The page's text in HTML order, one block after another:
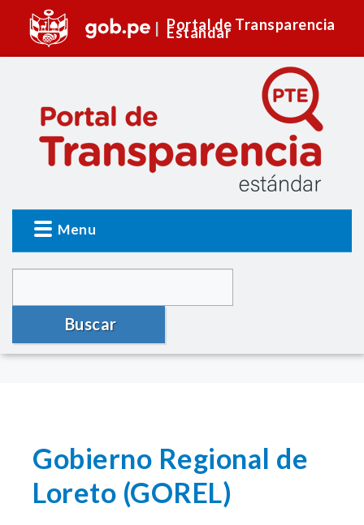
Portal de Transparencia
Estándar
Menu
Buscar
Gobierno Regional de
Loreto (GOREL)